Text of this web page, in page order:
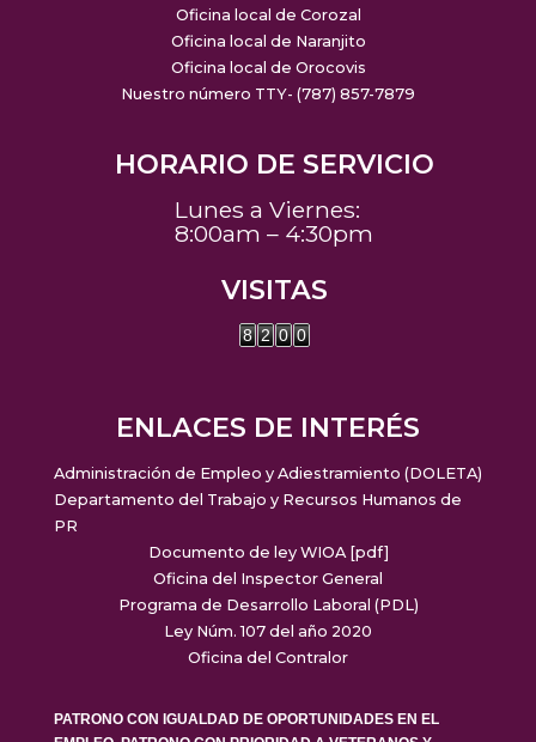
Oficina local de Corozal
Oficina local de Naranjito
Oficina local de Orocovis
Nuestro número TTY- (787) 857-7879
HORARIO DE SERVICIO
Lunes a Viernes:
8:00am – 4:30pm
VISITAS
8 2 0 0
ENLACES DE INTERÉS
Administración de Empleo y Adiestramiento (DOLETA)
Departamento del Trabajo y Recursos Humanos de
PR
Documento de ley WIOA [pdf]
Oficina del Inspector General
Programa de Desarrollo Laboral (PDL)
Ley Núm. 107 del año 2020
Oficina del Contralor
PATRONO CON IGUALDAD DE OPORTUNIDADES EN EL